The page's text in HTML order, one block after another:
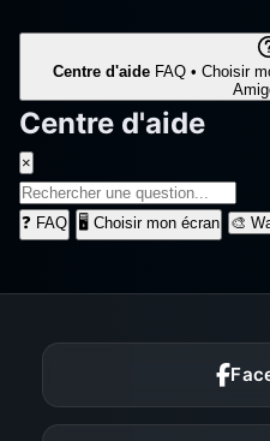
Centre d'aide FAQ • Choisir
Centre d'aide
×
❓ FAQ 🖥️ Choisir mon écran 🎨